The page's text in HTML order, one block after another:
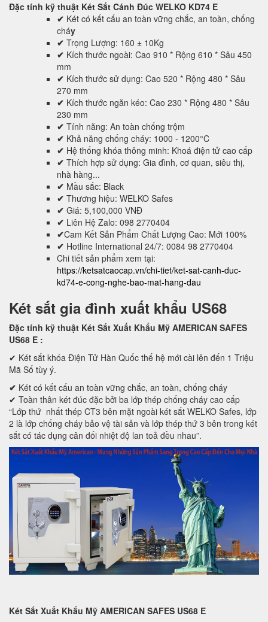
Đặc tính kỹ thuật Két Sắt Cánh Đúc WELKO KD74 E
✔ Két có kết cấu an toàn vững chắc, an toàn, chống
cháy
✔ Trọng Lượng: 160 ± 10Kg
✔ Kích thước ngoài: Cao 910 * Rộng 610 * Sâu 450
mm
✔ Kích thước sử dụng: Cao 520 * Rộng 480 * Sâu
270 mm
✔ Kích thước ngăn kéo: Cao 230 * Rộng 480 * Sâu
230 mm
✔ Tính năng: An toàn chống trộm
✔ Khả năng chống cháy: 1000 - 1200°C
✔ Hệ thống khóa thông minh: Khoá điện tử cao cấp
✔ Thích hợp sử dụng: Gia đình, cơ quan, siêu thị,
nhà hàng...
✔ Mầu sắc: Black
✔ Thương hiệu: WELKO Safes
✔ Giá: 5,100,000 VNĐ
✔ Liên Hệ Zalo: 098 2770404
✔Cam Kết Sản Phẩm Chất Lượng Cao: Mới 100%
✔ Hotline International 24/7: 0084 98 2770404
Chi tiết sản phẩm xem tại:
https://ketsatcaocap.vn/chi-tiet/ket-sat-canh-duc-
kd74-e-cong-nghe-bao-mat-hang-dau
Két sắt gia đình xuất khẩu US68
Đặc tính kỹ thuật Két Sắt Xuất Khẩu Mỹ AMERICAN SAFES
US68 E :
✔ Két sắt khóa Điện Tử Hàn Quốc thế hệ mới cài lên đến 1 Triệu
Mã Số tùy ý.
✔ Két có kết cấu an toàn vững chắc, an toàn, chống cháy
✔ Toàn thân két đúc đặc bởi ba lớp thép chống cháy cao cấp
“Lớp thứ nhất thép CT3 bên mặt ngoài két sắt WELKO Safes, lớp
2 là lớp chống cháy bảo vệ tài sản và lớp thép thứ 3 bên trong két
sắt có tác dụng cân đối nhiệt độ lan toả đều nhau”.
Két Sắt Xuất Khẩu Mỹ AMERICAN SAFES US68 E